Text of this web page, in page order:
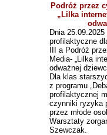
Podróż przez
„Lilka
Dnia
profilaktyczne
III a Podróż
Media- „Lilka
odważnej
Dla klas
z programu
profilaktycznej
czynniki ryzyka
przez młode
Warsztaty
Szewczak.